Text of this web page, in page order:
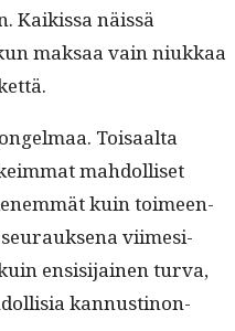
Kaikissa näis­sä
mak­saa vain niukkaa
Toisaal­ta
mah­dol­liset
kuin toimeen­
viime­si­
ensisi­jainen tur­va,
kan­nusti­non­